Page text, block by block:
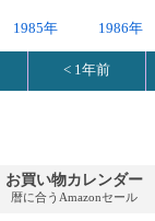
1985年 1986年
< 1年前
お買い物カレンダー
暦に合うAmazonセール